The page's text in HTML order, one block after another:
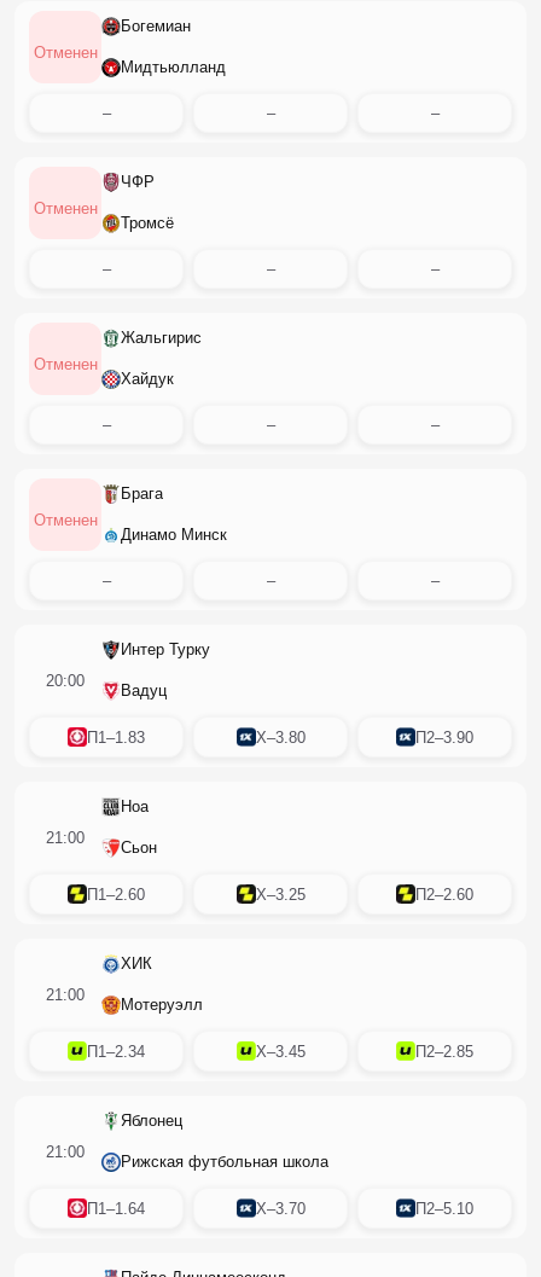
Отменен
Богемиан
Мидтьюлланд
– – –
Отменен
ЧФР
Тромсё
– – –
Отменен
Жальгирис
Хайдук
– – –
Отменен
Брага
Динамо Минск
– – –
20:00
Интер Турку
Вадуц
П1–1.83 X–3.80 П2–3.90
21:00
Ноа
Сьон
П1–2.60 X–3.25 П2–2.60
21:00
ХИК
Мотеруэлл
П1–2.34 X–3.45 П2–2.85
21:00
Яблонец
Рижская футбольная школа
П1–1.64 X–3.70 П2–5.10